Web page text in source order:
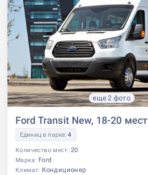
еще 2 фото
Ford Transit New, 18-20 мест
Единиц в парке:4
Количество мест: 20
Марка: Ford
Климат: Кондиционер